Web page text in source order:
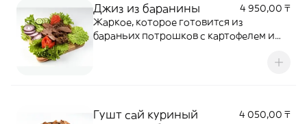
Джиз из баранины
4 950,00 ₸
Жаркое, которое готовится из
бараньих потрошков с картофелем и
Гушт сай куриный
4 050,00 ₸